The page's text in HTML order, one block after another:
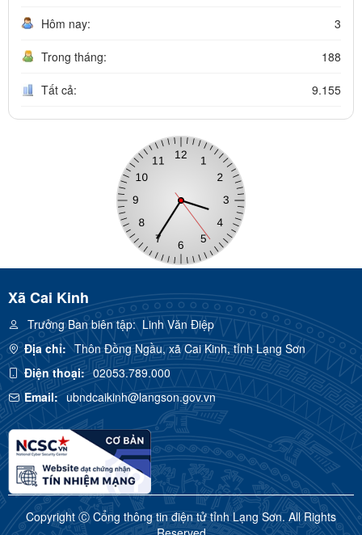
Hôm nay: 3
Trong tháng: 188
Tất cả: 9.155
Xã Cai Kinh
Trưởng Ban biên tập:Linh Văn Điệp
Địa chỉ: Thôn Đồng Ngầu, xã Cai Kinh, tỉnh Lạng Sơn
Điện thoại: 02053.789.000
Email: ubndcaikinh@langson.gov.vn
Copyright Ⓒ Cổng thông tin điện tử tỉnh Lạng Sơn. All Rights